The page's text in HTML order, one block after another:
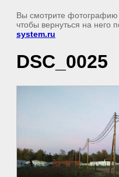
Вы смотрите фотографию
чтобы вернуться на него
system.ru
DSC_0025